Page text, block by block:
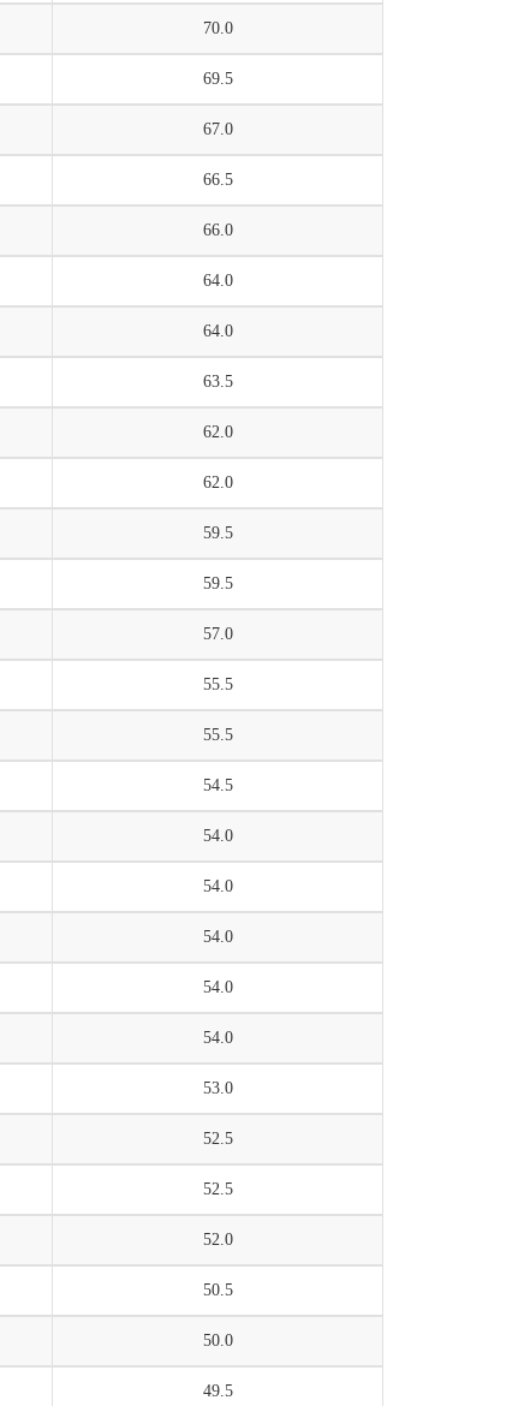
70.0
69.5
67.0
66.5
66.0
64.0
64.0
63.5
62.0
62.0
59.5
59.5
57.0
55.5
55.5
54.5
54.0
54.0
54.0
54.0
54.0
53.0
52.5
52.5
52.0
50.5
50.0
49.5